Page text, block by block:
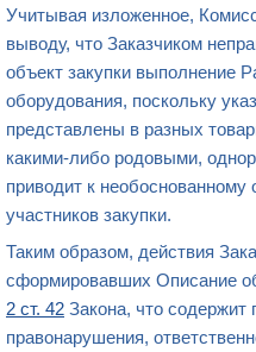
Учитывая изложенное,
выводу, что Заказчиком
объект закупки выполнение
оборудования, поскольку
представлены в разных
какими-либо родовыми,
приводит к необоснованному
участников закупки.
Таким образом, действия
сформировавших Описание
2 ст. 42 Закона, что содержит
правонарушения,